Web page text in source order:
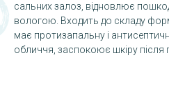
сальних залоз, відновлює
вологою. Входить до складу
має протизапальну і
обличчя, заспокоює шкіру після